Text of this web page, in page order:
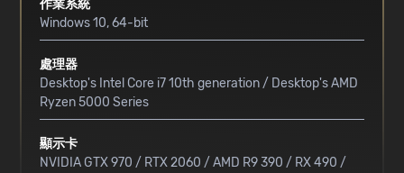
作業系統
Windows 10, 64-bit
處理器
Desktop's Intel Core i7 10th generation / Desktop's AMD
Ryzen 5000 Series
顯示卡
NVIDIA GTX 970 / RTX 2060 / AMD R9 390 / RX 490 /